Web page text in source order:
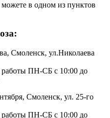
в одном из пунктов
Смоленск, ул.Николаева
ПН-СБ с 10:00 до
Смоленск, ул. 25-го
ПН-СБ с 10:00 до